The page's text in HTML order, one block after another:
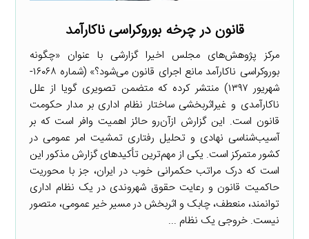
قانون در چرخه بوروکراسی ناکارآمد
مرکز پژوهش‌های مجلس اخیرا گزارشی با عنوان «چگونه
بوروکراسی ناکارآمد مانع اجرای قانون می‌شود؟» (شماره ۱۶۰۶۸-
شهریور ۱۳۹۷) منتشر کرده که متضمن تصویری گویا از علل
ناکارآمدی و غیراثربخشی ساختار نظام اداری بر مدار حکومت
قانون است. این گزارش ازآن‌رو حائز اهمیت وافر است که بر
آسیب‌شناسی نهادی و تحلیل رفتاری تمشیت امر عمومی در
کشور متمرکز است. یکی از مهم‌ترین تأکیدهای گزارش مذکور این
است که درک مراتب حکمرانی خوب در ایران، جز با محوریت
حاکمیت قانون و رعایت حقوق شهروندی در یک نظام اداری
توانمند، منعطف، چابک و اثربخش در مسیر خیر عمومی، متصور
نیست. خروجی یک نظام ...